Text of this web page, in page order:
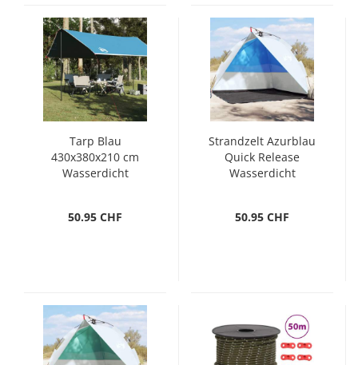
Tarp Blau
430x380x210 cm
Wasserdicht
50.95 CHF
Strandzelt Azurblau
Quick Release
Wasserdicht
50.95 CHF